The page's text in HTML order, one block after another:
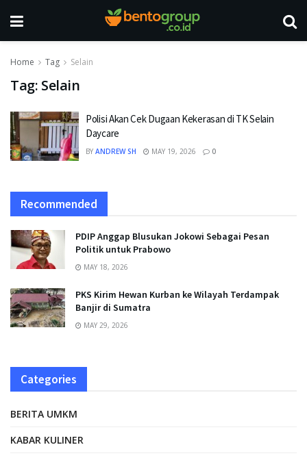
Home Tag Selain
Tag: Selain
Polisi Akan Cek Dugaan Kekerasan di TK Selain
Daycare
BY ANDREW SH MAY 19, 2026 0
Recommended
PDIP Anggap Blusukan Jokowi Sebagai Pesan
Politik untuk Prabowo
MAY 18, 2026
PKS Kirim Hewan Kurban ke Wilayah Terdampak
Banjir di Sumatra
MAY 29, 2026
Categories
BERITA UMKM
KABAR KULINER